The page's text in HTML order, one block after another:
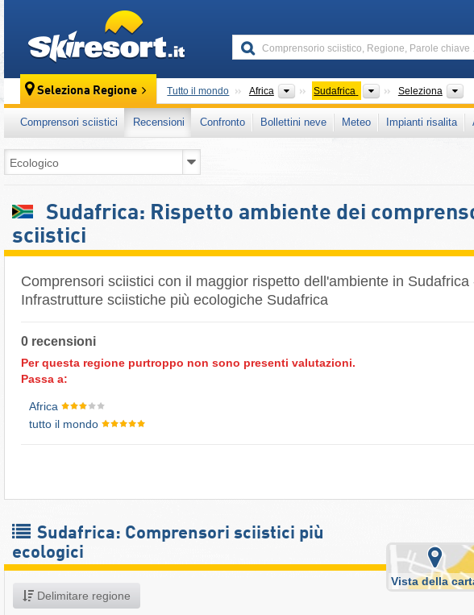
Seleziona Regione Tutto il mondo Africa Continenti
Sudafrica PaesiSeleziona
Comprensori sciistici Recensioni Confronto Bollettini neve Meteo Impianti risalita
Sudafrica: Rispetto ambiente dei
sciistici
Comprensori sciistici con il maggior rispetto dell'ambiente in Sudafrica
Infrastrutture sciistiche più ecologiche Sudafrica
0 recensioni
Per questa regione purtroppo non sono presenti valutazioni.
Passa a:
Africa
tutto il mondo
Sudafrica: Comprensori sciistici più
ecologici
Delimitare regione
Vista della